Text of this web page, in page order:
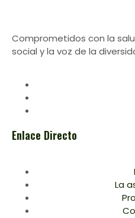
Comprometidos con la
social y la voz de la
Enlace Directo
La